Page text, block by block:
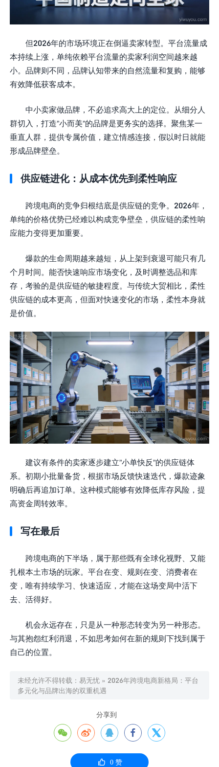
但2026年的市场环境正在倒逼卖家转型。平台流量成
本持续上涨，单纯依赖平台流量的卖家利润空间越来越
小。品牌则不同，品牌认知带来的自然流量和复购，能够
有效降低获客成本。
中小卖家做品牌，不必追求高大上的定位。从细分人
群切入，打造”小而美”的品牌是更务实的选择。聚焦某一
垂直人群，提供专属价值，建立情感连接，假以时日就能
形成品牌壁垒。
供应链进化：从成本优先到柔性响应
跨境电商的竞争归根结底是供应链的竞争。2026年，
单纯的价格优势已经难以构成竞争壁垒，供应链的柔性响
应能力变得更加重要。
爆款的生命周期越来越短，从上架到衰退可能只有几
个月时间。能否快速响应市场变化，及时调整选品和库
存，考验的是供应链的敏捷程度。与传统大贸相比，柔性
供应链的成本更高，但面对快速变化的市场，柔性本身就
是价值。
建议有条件的卖家逐步建立”小单快反”的供应链体
系。初期小批量备货，根据市场反馈快速迭代，爆款迹象
明确后再追加订单。这种模式能够有效降低库存风险，提
高资金周转效率。
写在最后
跨境电商的下半场，属于那些既有全球化视野、又能
扎根本土市场的玩家。平台在变、规则在变、消费者在
变，唯有持续学习、快速适应，才能在这场变局中活下
去、活得好。
机会永远存在，只是从一种形态转变为另一种形态。
与其抱怨红利消退，不如思考如何在新的规则下找到属于
自己的位置。
未经允许不得转载： 易无忧 » 2026年跨境电商新格局：平台
多元化与品牌出海的双重机遇
分享到
    
 0赞